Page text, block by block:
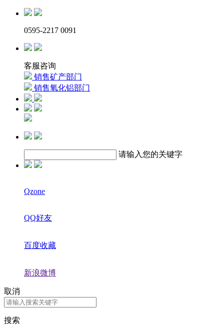
0595-2217 0091
客服咨询
销售矿产部门
销售氧化铝部门
请输入您的关键字
Qzone
QQ好友
百度收藏
新浪微博
取消
搜索